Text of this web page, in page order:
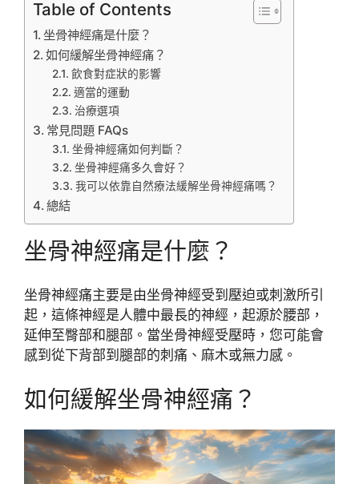
Table of Contents
坐骨神經痛是什麼？
如何緩解坐骨神經痛？
飲食對症狀的影響
適當的運動
治療選項
常見問題 FAQs
坐骨神經痛如何判斷？
坐骨神經痛多久會好？
我可以依靠自然療法緩解坐骨神經痛嗎？
總結
坐骨神經痛是什麼？
坐骨神經痛主要是由坐骨神經受到壓迫或刺激所引
起，這條神經是人體中最長的神經，起源於腰部，
延伸至臀部和腿部。當坐骨神經受壓時，您可能會
感到從下背部到腿部的刺痛、麻木或無力感。
如何緩解坐骨神經痛？